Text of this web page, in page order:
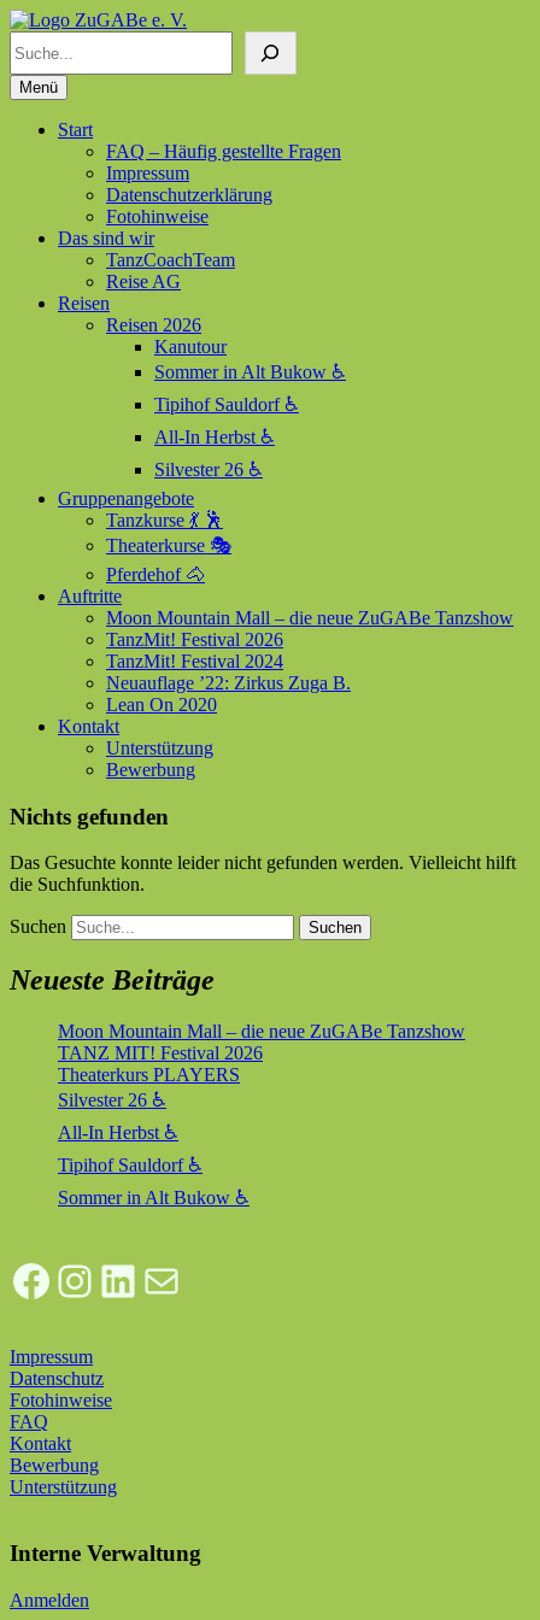
ZuGABe e. V.
Zusammen geht alles besser
Menü
Start
FAQ – Häufig gestellte Fragen
Impressum
Datenschutzerklärung
Fotohinweise
Das sind wir
TanzCoachTeam
Reise AG
Reisen
Reisen 2026
Kanutour
Sommer in Alt Bukow ♿
Tipihof Sauldorf ♿
All-In Herbst ♿
Silvester 26 ♿
Gruppenangebote
Tanzkurse 💃 🕺
Theaterkurse 🎭
Pferdehof 🐴
Auftritte
Moon Mountain Mall – die neue ZuGABe Tanzshow
TanzMit! Festival 2026
TanzMit! Festival 2024
Neuauflage ’22: Zirkus Zuga B.
Lean On 2020
Kontakt
Unterstützung
Bewerbung
Nichts gefunden
Das Gesuchte konnte leider nicht gefunden werden. Vielleicht hilft
die Suchfunktion.
Suchen
Neueste Beiträge
Moon Mountain Mall – die neue ZuGABe Tanzshow
TANZ MIT! Festival 2026
Theaterkurs PLAYERS
Silvester 26 ♿
All-In Herbst ♿
Tipihof Sauldorf ♿
Sommer in Alt Bukow ♿
Facebook
Instagram
LinkedIn
E-Mail
Impressum
Datenschutz
Fotohinweise
FAQ
Kontakt
Bewerbung
Unterstützung
Interne Verwaltung
Anmelden